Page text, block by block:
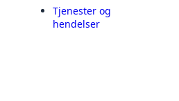
Tjenester og
hendelser